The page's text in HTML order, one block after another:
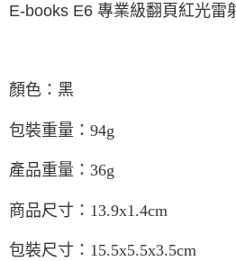
E-books E6 專業級翻頁紅光雷
顏色：黑
包裝重量：94g
產品重量：36g
商品尺寸：13.9x1.4cm
包裝尺寸：15.5x5.5x3.5cm